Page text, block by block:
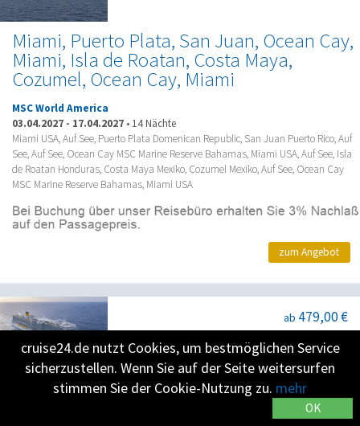
Miami, Puerto Plata, San Juan, Ocean Cay,
Miami, Isla de Roatan, Costa Maya,
Cozumel, Ocean Cay, Miami
MSC World America
03.04.2027 - 17.04.2027 • 14 Nächte
Miami USA, Auf See, Puerto Plata Domenican Republic, San Juan Puerto Rico, Auf
See, Auf See, Ocean Cay MSC Marine Reserve Bahamas, Miami USA, Auf See, Isla
de Roatan Honduras, Costa Maya Mexiko, Cozumel Mexiko, Auf See, Ocean Cay
MSC Marine Reserve Bahamas, Miami USA
zum Angebot
Kanaren (Spanien), Marokko, Spanien,
Frankreich, Italien
ab 479,00 €
cruise24.de nutzt Cookies, um bestmöglichen Service
sicherzustellen. Wenn Sie auf der Seite weitersurfen
stimmen Sie der Cookie-Nutzung zu. mehr
OK